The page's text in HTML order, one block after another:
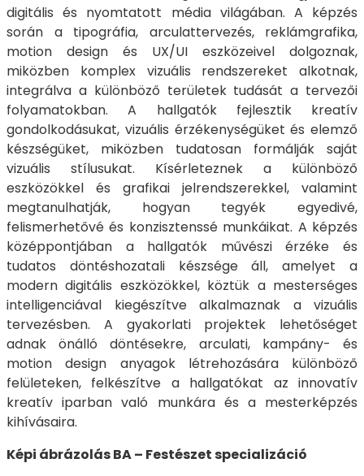
digitális és nyomtatott média világában. A képzés
során a tipográfia, arculattervezés, reklámgrafika,
motion design és UX/UI eszközeivel dolgoznak,
miközben komplex vizuális rendszereket alkotnak,
integrálva a különböző területek tudását a tervezői
folyamatokban. A hallgatók fejlesztik kreatív
gondolkodásukat, vizuális érzékenységüket és elemző
készségüket, miközben tudatosan formálják saját
vizuális stílusukat. Kísérleteznek a különböző
eszközökkel és grafikai jelrendszerekkel, valamint
megtanulhatják, hogyan tegyék egyedivé,
felismerhetővé és konzisztenssé munkáikat. A képzés
középpontjában a hallgatók művészi érzéke és
tudatos döntéshozatali készsége áll, amelyet a
modern digitális eszközökkel, köztük a mesterséges
intelligenciával kiegészítve alkalmaznak a vizuális
tervezésben. A gyakorlati projektek lehetőséget
adnak önálló döntésekre, arculati, kampány- és
motion design anyagok létrehozására különböző
felületeken, felkészítve a hallgatókat az innovatív
kreatív iparban való munkára és a mesterképzés
kihívásaira.
Képi ábrázolás BA – Festészet specializáció